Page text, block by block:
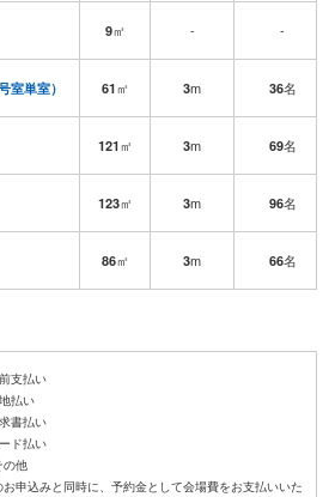
9㎡ - -
室単室） 61㎡ 3m 36名
121㎡ 3m 69名
123㎡ 3m 96名
86㎡ 3m 66名
支払い
払い
書払い
ド払い
の他
お申込みと同時に、予約金として会場費をお支払いいた